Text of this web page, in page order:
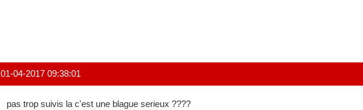
01-04-2017 09:38:01
pas trop suivis la c'est une blague serieux ????